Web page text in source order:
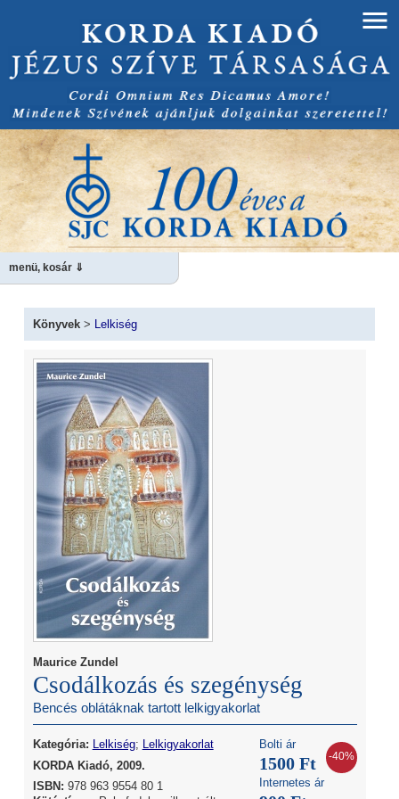
menü, kosár ⇓
Könyvek> Lelkiség
Maurice Zundel
Csodálkozás és szegénység
Bencés oblátáknak tartott lelkigyakorlat
Bolti ár
1500 Ft -40%
Internetes ár
Kategória: Lelkiség;
Lelkigyakorlat
KORDA Kiadó, 2009.
ISBN: 978 963 9554 80 1